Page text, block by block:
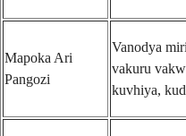
Mapoka Ari
Pangozi
Vanodya
vakuru
kuvhiya,